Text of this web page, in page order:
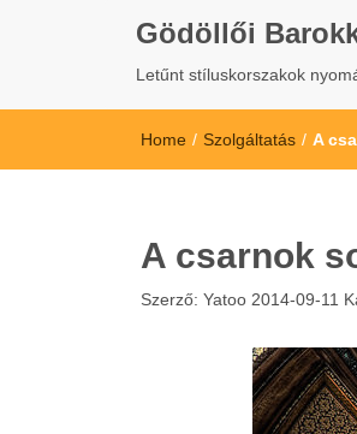
Gödöllői
Letűnt stíluskorszakok
Home / Szolgáltatás / A
A csarnok
Szerző: Yatoo 2014-09-11